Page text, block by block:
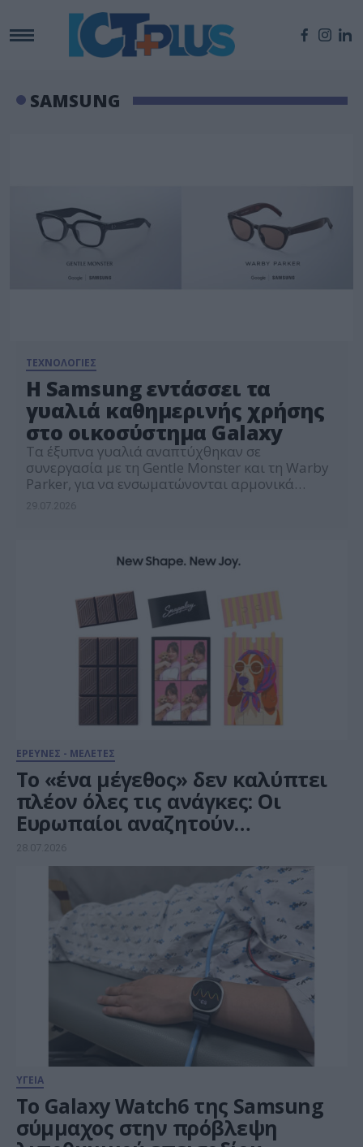
SAMSUNG
ΤΕΧΝΟΛΟΓΙΕΣ
Η Samsung εντάσσει τα
γυαλιά καθημερινής χρήσης
στο οικοσύστημα Galaxy
Τα έξυπνα γυαλιά αναπτύχθηκαν σε
συνεργασία με τη Gentle Monster και τη Warby
Parker, για να ενσωματώνονται αρμονικά
ΕΡΕΥΝΕΣ - ΜΕΛΕΤΕΣ
Το «ένα μέγεθος» δεν καλύπτει
πλέον όλες τις ανάγκες: Οι
Ευρωπαίοι αναζητούν
smartphones με μεγαλύτερη
οθόνη για την ολοκλήρωση
πολύπλοκων εργασιών
28.07.2026
ΥΓΕΙΑ
Τo Galaxy Watch6 της Samsung
σύμμαχος στην πρόβλεψη